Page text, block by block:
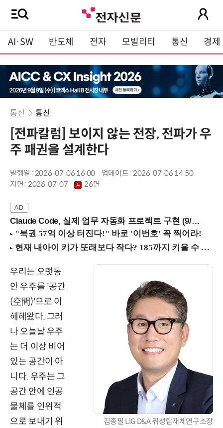
AI·SW 반도체 전자 모빌리티 통신 경제
통신 통신
[전파칼럼] 보이지 않는 전장, 전파가 우
주 패권을 설계한다
발행일 : 2026-07-06 16:00
업데이트 : 2026-07-06 14:50
지면 :2026-07-07 26면
Claude Code, 실제 업무 자동화 프로젝트 구현 (9/16 ~17 강남역)
김종필 LIG D&A 위성탑재체연구소장
우리는 오랫동
안 우주를 '공간
(空間)'으로 이
해해왔다. 그러
나 오늘날 우주
는 더 이상 비어
있는 공간이 아
니다. 우주는 그
공간 안에 인공
물체를 인위적
으로 보내기 위